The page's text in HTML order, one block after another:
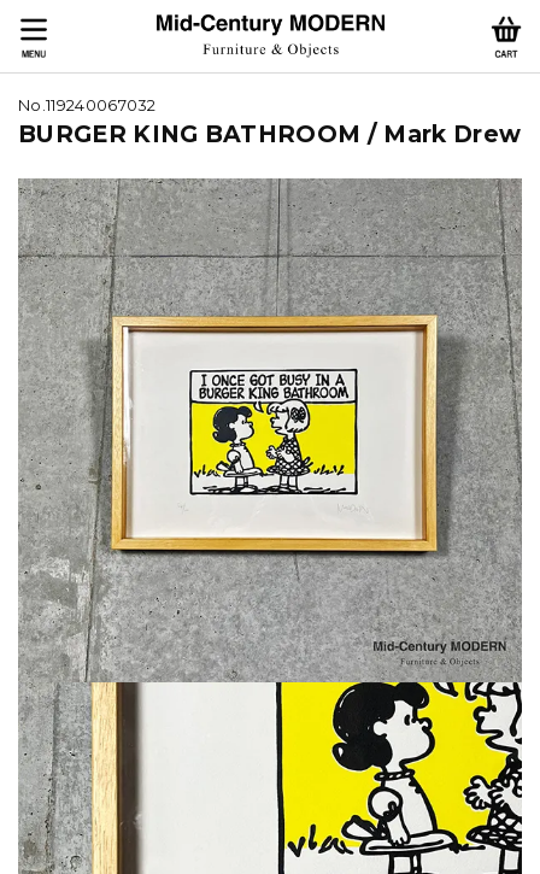
No.119240067032
BURGER KING BATHROOM / Mark Drew